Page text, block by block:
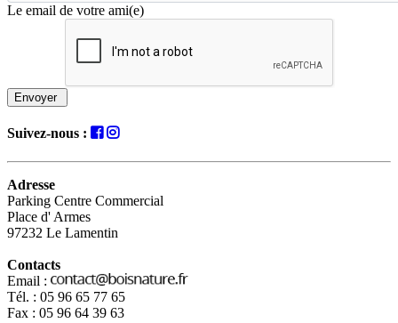
Le email de votre ami(e)
Envoyer
Suivez-nous :
Adresse
Parking Centre Commercial
Place d' Armes
97232 Le Lamentin
Contacts
Email :
Tél. : 05 96 65 77 65
Fax : 05 96 64 39 63